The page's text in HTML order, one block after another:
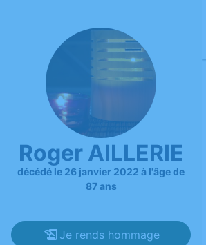
Roger AILLERIE
décédé le 26 janvier 2022 à l'âge de
87 ans
Je rends hommage